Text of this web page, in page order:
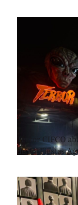
Terror CIFCO
de las Fiestas